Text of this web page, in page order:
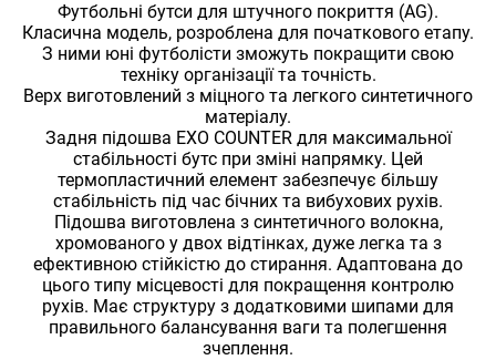
Футбольні бутси для штучного покриття (AG).
Класична модель, розроблена для початкового етапу.
З ними юні футболісти зможуть покращити свою
техніку організації та точність.
Верх виготовлений з міцного та легкого синтетичного
матеріалу.
Задня підошва EXO COUNTER для максимальної
стабільності бутс при зміні напрямку. Цей
термопластичний елемент забезпечує більшу
стабільність під час бічних та вибухових рухів.
Підошва виготовлена ​​з синтетичного волокна,
хромованого у двох відтінках, дуже легка та з
ефективною стійкістю до стирання. Адаптована до
цього типу місцевості для покращення контролю
рухів. Має структуру з додатковими шипами для
правильного балансування ваги та полегшення
зчеплення.